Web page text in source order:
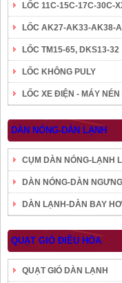
LỐC 11C-15C-17C-30C-
LỐC AK27-AK33-AK38-
LỐC TM15-65, DKS13-32
LỐC KHÔNG PULY
LỐC XE ĐIỆN - MÁY NÉN
DÀN NÓNG-DÀN LẠNH
CỤM DÀN NÓNG-LẠNH
DÀN NÓNG-DÀN
DÀN LẠNH-DÀN BAY HƠI
QUẠT GIÓ ĐIỀU HÒA
QUẠT GIÓ DÀN LẠNH